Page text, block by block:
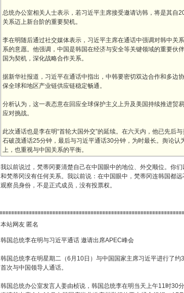
总统办公室相关人士表示，若习近平主席接受邀请访韩，将是其自
关系迈上新台阶的重要契机。
李在明随后通过社交媒体表示，习近平主席在通话中强调对韩中关
系的意愿。他强调，中国是韩国在经济与安全等关键领域的重要伙
国为契机，深化战略合作关系。
据新华社报道，习近平在通话中指出，中韩要密切双边合作和多边
保全球和地区产业链供应链稳定畅通。
分析认为，这一表态意在回应全球保护主义上升及美国持续推进贸
应对挑战。
此次通话也是李在明“首轮大国外交”的延续。在六天内，他已先后
石破茂通话25分钟，最后与习近平通话30分钟，为时最长。舆论认
上，也重视与中国关系的平衡。
我以前说过，梵蒂冈要清楚自己在中国眼中的地位、外交顺位。你
和梵蒂冈没有任何关系。我以前说：在中国眼中，梵蒂冈连韩国都
观察员身份，不是正式成员，没有投票权。
本站网友 匿名
韩国总统李在明与习近平通话 邀请出席APEC峰会
韩国总统李在明星期二（6月10日）与中国国家主席习近平进行了约
首次与中国领导人通话。
韩国总统办公室发言人姜由桢说，韩国总统李在明当天上午11时30